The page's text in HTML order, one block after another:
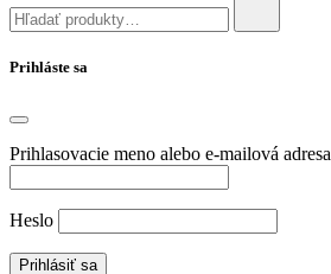
Prihláste sa
Prihlasovacie meno alebo e-mailová adresa
Heslo